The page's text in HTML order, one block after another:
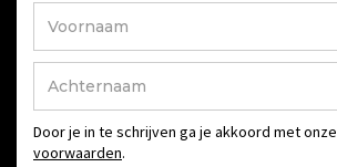
Door je in te schrijven ga je akkoord met onze
voorwaarden.